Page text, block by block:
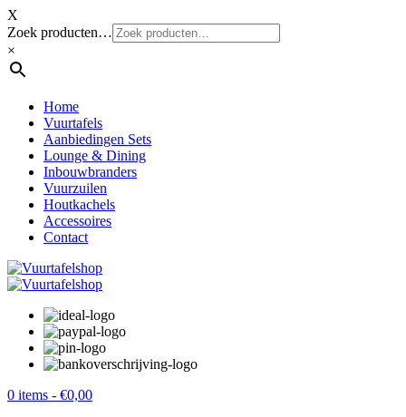
X
Zoek producten…
×
Home
Vuurtafels
Aanbiedingen Sets
Lounge & Dining
Inbouwbranders
Vuurzuilen
Houtkachels
Accessoires
Contact
0 items - €0,00